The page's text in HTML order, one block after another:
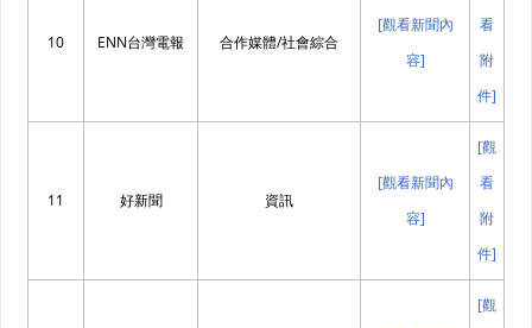
10 ENN台灣電報 合作媒體/社會綜合
[觀看新聞內
容]
看
附
件]
11 好新聞 資訊
[觀看新聞內
容]
[觀
看
附
件]
[觀